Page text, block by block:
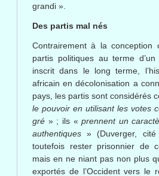
grandi ».
Des partis mal nés
Contrairement à la conception
partis politiques au terme
inscrit dans le long terme,
africain en décolonisation a
pays, les partis sont considérés
le pouvoir en utilisant les votes
gré » ; ils «prennent un
authentiques » (Duverger,
toutefois rester prisonnier de
mais en ne niant pas non plus
exportés de l’Occident vers